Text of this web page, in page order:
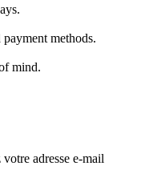
methods.
mind.
votre adresse e-mail